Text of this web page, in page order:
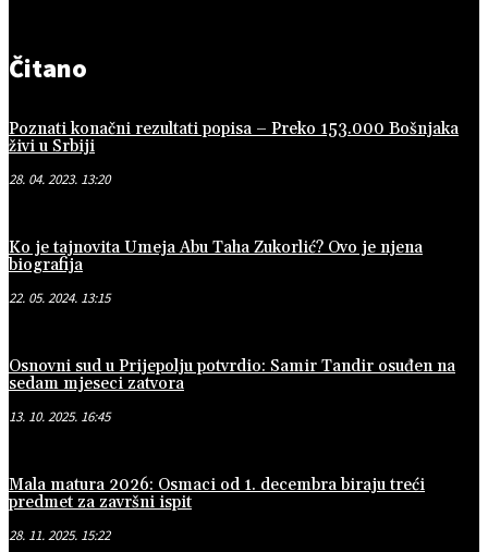
Čitano
Poznati konačni rezultati popisa – Preko 153.000 Bošnjaka
živi u Srbiji
28. 04. 2023. 13:20
Ko je tajnovita Umeja Abu Taha Zukorlić? Ovo je njena
biografija
22. 05. 2024. 13:15
Osnovni sud u Prijepolju potvrdio: Samir Tandir osuđen na
sedam mjeseci zatvora
13. 10. 2025. 16:45
Mala matura 2026: Osmaci od 1. decembra biraju treći
predmet za završni ispit
28. 11. 2025. 15:22